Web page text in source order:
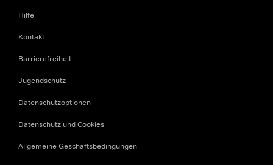
Hilfe
Kontakt
Barrierefreiheit
Jugendschutz
Datenschutzoptionen
Datenschutz und Cookies
Allgemeine Geschäftsbedingungen